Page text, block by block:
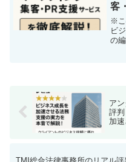
客
説
※こ
ビ
の
ア
評
加